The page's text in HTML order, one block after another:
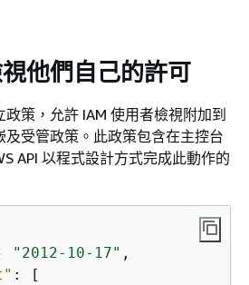
他們自己的許可
策，允許 IAM 使用者檢視附加到
受管政策。此政策包含在主控台
API 以程式設計方式完成此動作的
"2012-10-17" ,
: [